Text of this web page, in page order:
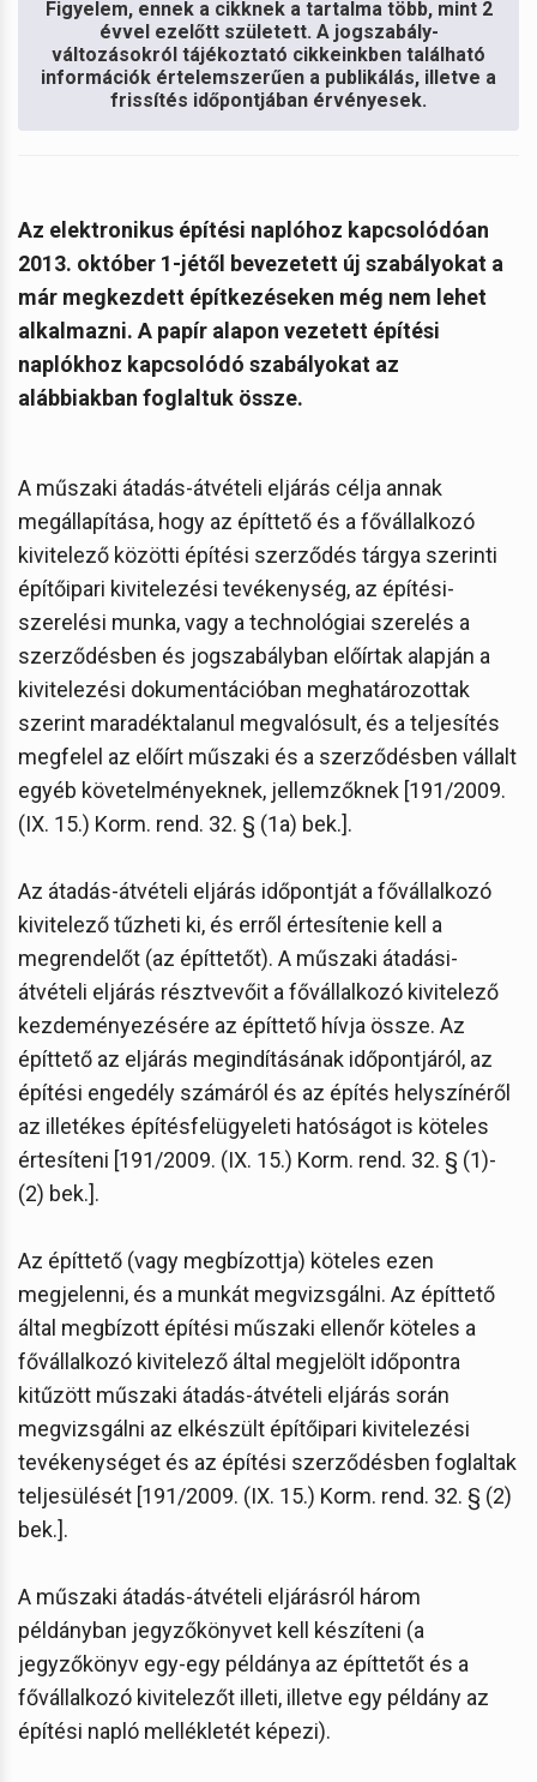
Figyelem, ennek a cikknek a tartalma több, mint 2
évvel ezelőtt született. A jogszabály-
változásokról tájékoztató cikkeinkben található
információk értelemszerűen a publikálás, illetve a
frissítés időpontjában érvényesek.
Az elektronikus építési naplóhoz kapcsolódóan
2013. október 1-jétől bevezetett új szabályokat a
már megkezdett építkezéseken még nem lehet
alkalmazni. A papír alapon vezetett építési
naplókhoz kapcsolódó szabályokat az
alábbiakban foglaltuk össze.
A műszaki átadás-átvételi eljárás célja annak
megállapítása, hogy az építtető és a fővállalkozó
kivitelező közötti építési szerződés tárgya szerinti
építőipari kivitelezési tevékenység, az építési-
szerelési munka, vagy a technológiai szerelés a
szerződésben és jogszabályban előírtak alapján a
kivitelezési dokumentációban meghatározottak
szerint maradéktalanul megvalósult, és a teljesítés
megfelel az előírt műszaki és a szerződésben vállalt
egyéb követelményeknek, jellemzőknek [191/2009.
(IX. 15.) Korm. rend. 32. § (1a) bek.].
Az átadás-átvételi eljárás időpontját a fővállalkozó
kivitelező tűzheti ki, és erről értesítenie kell a
megrendelőt (az építtetőt). A műszaki átadási-
átvételi eljárás résztvevőit a fővállalkozó kivitelező
kezdeményezésére az építtető hívja össze. Az
építtető az eljárás megindításának időpontjáról, az
építési engedély számáról és az építés helyszínéről
az illetékes építésfelügyeleti hatóságot is köteles
értesíteni [191/2009. (IX. 15.) Korm. rend. 32. § (1)-
(2) bek.].
Az építtető (vagy megbízottja) köteles ezen
megjelenni, és a munkát megvizsgálni. Az építtető
által megbízott építési műszaki ellenőr köteles a
fővállalkozó kivitelező által megjelölt időpontra
kitűzött műszaki átadás-átvételi eljárás során
megvizsgálni az elkészült építőipari kivitelezési
tevékenységet és az építési szerződésben foglaltak
teljesülését [191/2009. (IX. 15.) Korm. rend. 32. § (2)
bek.].
A műszaki átadás-átvételi eljárásról három
példányban jegyzőkönyvet kell készíteni (a
jegyzőkönyv egy-egy példánya az építtetőt és a
fővállalkozó kivitelezőt illeti, illetve egy példány az
építési napló mellékletét képezi).